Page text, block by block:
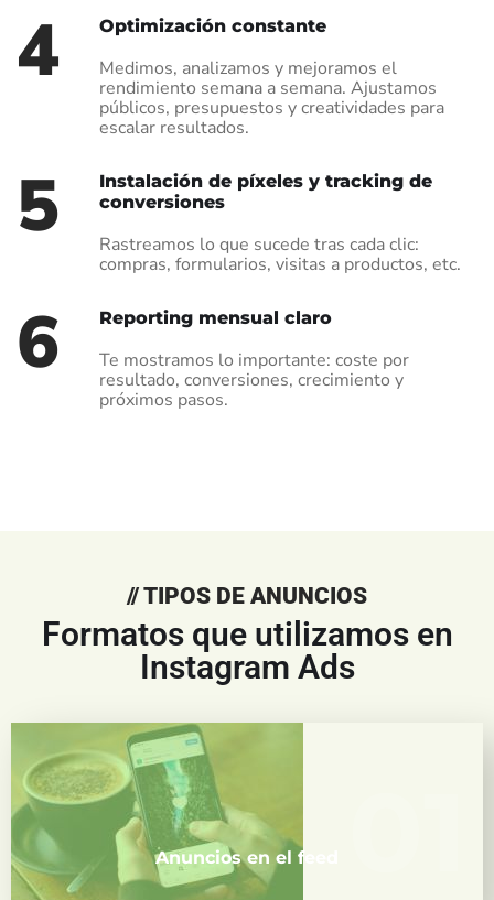
4 Optimización constante
Medimos, analizamos y mejoramos el
rendimiento semana a semana. Ajustamos
públicos, presupuestos y creatividades para
escalar resultados.
5
Instalación de píxeles y tracking de
conversiones
Rastreamos lo que sucede tras cada clic:
compras, formularios, visitas a productos, etc.
6 Reporting mensual claro
Te mostramos lo importante: coste por
resultado, conversiones, crecimiento y
próximos pasos.
// TIPOS DE ANUNCIOS
Formatos que utilizamos en
Instagram Ads
01
Para impactar visualmente a tu audiencia mientras
navega de forma orgánica.
Anuncios en el feed